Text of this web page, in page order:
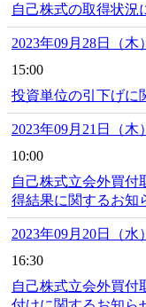
自己株式の取得状況
2023年09月28日（木）
15:00
投資単位の引下げに
2023年09月21日（木）
10:00
自己株式立会外買付
得結果に関するお知
2023年09月20日（水）
16:30
自己株式立会外買付